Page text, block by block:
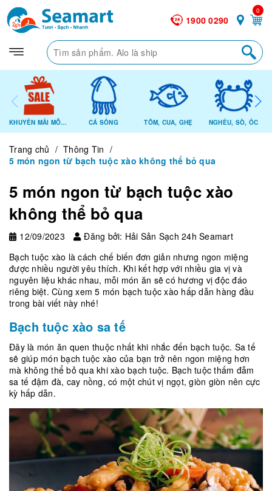
1900 0290
0
KHUYẾN MÃI MỖI NGÀY CÁ SỐNG TÔM, CUA, GHẸ NGHÊU, SÒ, ỐC
Trang chủ / Thông Tin /
5 món ngon từ bạch tuộc xào không thể bỏ qua
5 món ngon từ bạch tuộc xào
không thể bỏ qua
12/09/2023
Đăng bởi: Hải Sản Sạch 24h Seamart
Bạch tuộc xào là cách chế biến đơn giản nhưng ngon miệng
được nhiều người yêu thích. Khi kết hợp với nhiều gia vị và
nguyên liệu khác nhau, mỗi món ăn sẽ có hương vị độc đáo
riêng biệt. Cùng xem 5 món bạch tuộc xào hấp dẫn hàng đầu
trong bài viết này nhé!
Bạch tuộc xào sa tế
Đây là món ăn quen thuộc nhất khi nhắc đến bạch tuộc. Sa tế
sẽ giúp món bạch tuộc xào của bạn trở nên ngon miệng hơn
mà không thể bỏ qua khi xào bạch tuộc. Bạch tuộc thấm đẫm
sa tế đậm đà, cay nồng, có một chút vị ngọt, giòn giòn nên cực
kỳ hấp dẫn.